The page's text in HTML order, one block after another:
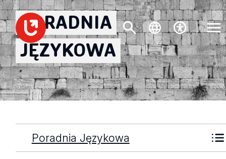
PORADNIA
JĘZYKOWA
Poradnia Językowa